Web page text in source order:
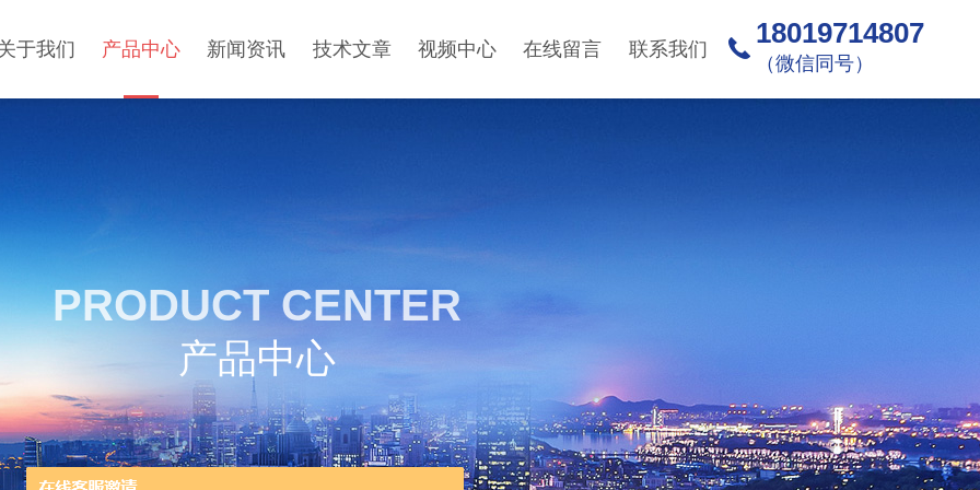
于我们 产品中心 新闻资讯 技术文章 视频中心 在线留言 联系我们 18019714807
（微信同号）
PRODUCT CENTER
产品中心